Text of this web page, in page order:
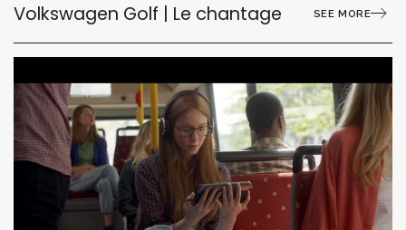
Volkswagen Golf | Le chantage SEE MORE